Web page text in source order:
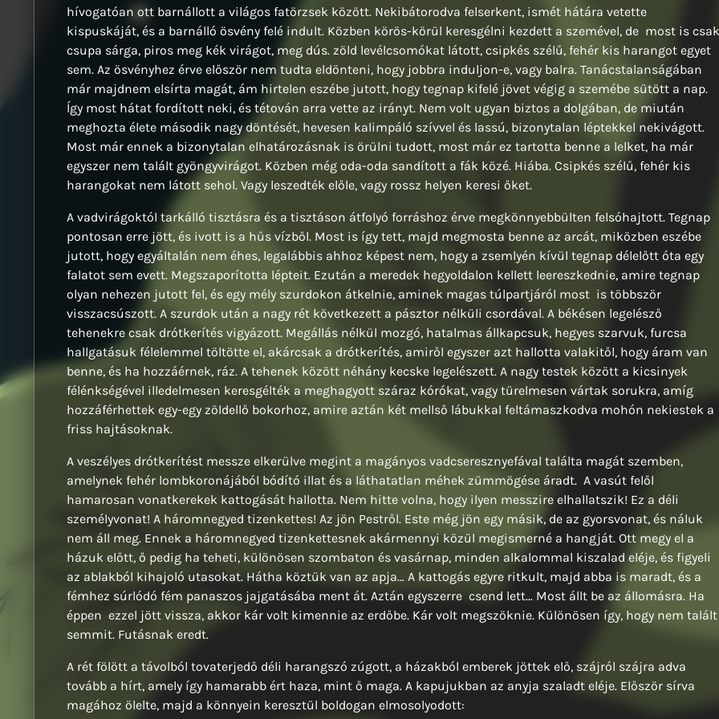
hívogatóan ott barnállott a világos fatörzsek között. Nekibátorodva felserkent, ismét hátára vetette
kispuskáját, és a barnálló ösvény felé indult. Közben körös-körül keresgélni kezdett a szemével, de most is csak
csupa sárga, piros meg kék virágot, meg dús. zöld levélcsomókat látott, csipkés szélű, fehér kis harangot egyet
sem. Az ösvényhez érve először nem tudta eldönteni, hogy jobbra induljon-e, vagy balra. Tanácstalanságában
már majdnem elsírta magát, ám hirtelen eszébe jutott, hogy tegnap kifelé jövet végig a szemébe sütött a nap.
Így most hátat fordított neki, és tétován arra vette az irányt. Nem volt ugyan biztos a dolgában, de miután
meghozta élete második nagy döntését, hevesen kalimpáló szívvel és lassú, bizonytalan léptekkel nekivágott.
Most már ennek a bizonytalan elhatározásnak is örülni tudott, most már ez tartotta benne a lelket, ha már
egyszer nem talált gyöngyvirágot. Közben még oda-oda sandított a fák közé. Hiába. Csipkés szélű, fehér kis
harangokat nem látott sehol. Vagy leszedték előle, vagy rossz helyen keresi őket.
A vadvirágoktól tarkálló tisztásra és a tisztáson átfolyó forráshoz érve megkönnyebbülten felsóhajtott. Tegnap
pontosan erre jött, és ivott is a hűs vízből. Most is így tett, majd megmosta benne az arcát, miközben eszébe
jutott, hogy egyáltalán nem éhes, legalábbis ahhoz képest nem, hogy a zsemlyén kívül tegnap délelőtt óta egy
falatot sem evett. Megszaporította lépteit. Ezután a meredek hegyoldalon kellett leereszkednie, amire tegnap
olyan nehezen jutott fel, és egy mély szurdokon átkelnie, aminek magas túlpartjáról most is többször
visszacsúszott. A szurdok után a nagy rét következett a pásztor nélküli csordával. A békésen legelésző
tehenekre csak drótkerítés vigyázott. Megállás nélkül mozgó, hatalmas állkapcsuk, hegyes szarvuk, furcsa
hallgatásuk félelemmel töltötte el, akárcsak a drótkerítés, amiről egyszer azt hallotta valakitől, hogy áram van
benne, és ha hozzáérnek, ráz. A tehenek között néhány kecske legelészett. A nagy testek között a kicsinyek
félénkségével illedelmesen keresgélték a meghagyott száraz kórókat, vagy türelmesen vártak sorukra, amíg
hozzáférhettek egy-egy zöldellő bokorhoz, amire aztán két mellső lábukkal feltámaszkodva mohón nekiestek a
friss hajtásoknak.
A veszélyes drótkerítést messze elkerülve megint a magányos vadcseresznyefával találta magát szemben,
amelynek fehér lombkoronájából bódító illat és a láthatatlan méhek zümmögése áradt. A vasút felől
hamarosan vonatkerekek kattogását hallotta. Nem hitte volna, hogy ilyen messzire elhallatszik! Ez a déli
személyvonat! A háromnegyed tizenkettes! Az jön Pestről. Este még jön egy másik, de az gyorsvonat, és náluk
nem áll meg. Ennek a háromnegyed tizenkettesnek akármennyi közül megismerné a hangját. Ott megy el a
házuk előtt, ő pedig ha teheti, különösen szombaton és vasárnap, minden alkalommal kiszalad eléje, és figyeli
az ablakból kihajoló utasokat. Hátha köztük van az apja… A kattogás egyre ritkult, majd abba is maradt, és a
fémhez súrlódó fém panaszos jajgatásába ment át. Aztán egyszerre csend lett… Most állt be az állomásra. Ha
éppen ezzel jött vissza, akkor kár volt kimennie az erdőbe. Kár volt megszöknie. Különösen így, hogy nem talált
semmit. Futásnak eredt.
A rét fölött a távolból tovaterjedő déli harangszó zúgott, a házakból emberek jöttek elő, szájról szájra adva
tovább a hírt, amely így hamarabb ért haza, mint ő maga. A kapujukban az anyja szaladt eléje. Először sírva
magához ölelte, majd a könnyein keresztül boldogan elmosolyodott: